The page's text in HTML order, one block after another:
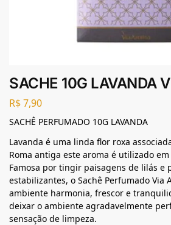
SACHE 10G LAVANDA
R$7,90
SACHÊ PERFUMADO 10G LAVANDA
Lavanda é uma linda flor roxa
Roma antiga este aroma é utilizado
Famosa por tingir paisagens de lilás e
estabilizantes, o Sachê Perfumado Via
ambiente harmonia, frescor e
deixar o ambiente agradavelmente
sensação de limpeza.